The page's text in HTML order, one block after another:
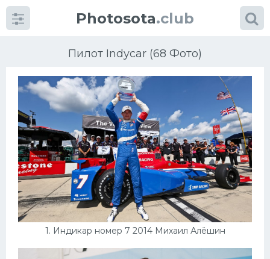
Photosota.club
Пилот Indycar (68 Фото)
1. Индикар номер 7 2014 Михаил Алёшин
КатегорииФото
Много картинок...
Футбол
Баскетбол
Хоккей